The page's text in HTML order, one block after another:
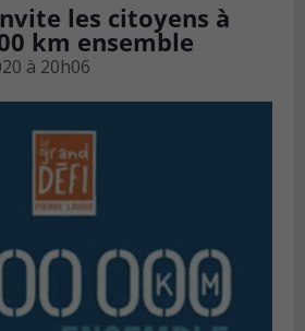
les citoyens à
km ensemble
à 20h06